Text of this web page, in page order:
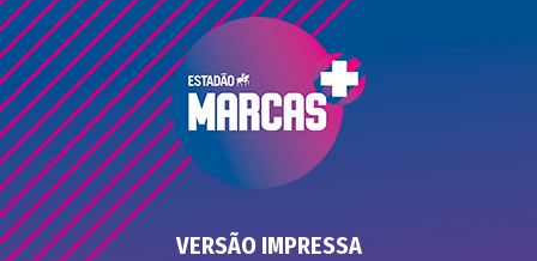
VERSÃO IMPRESSA